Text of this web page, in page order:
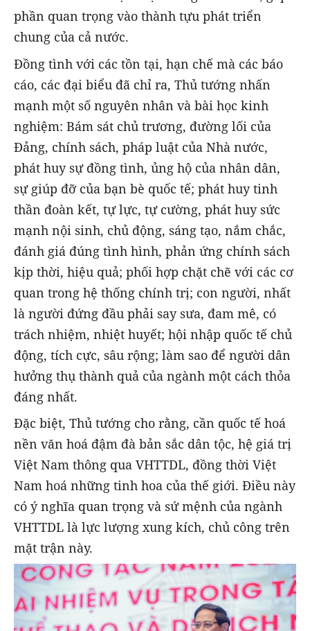
phần quan trọng vào thành tựu phát triển
chung của cả nước.
Đồng tình với các tồn tại, hạn chế mà các báo
cáo, các đại biểu đã chỉ ra, Thủ tướng nhấn
mạnh một số nguyên nhân và bài học kinh
nghiệm: Bám sát chủ trương, đường lối của
Đảng, chính sách, pháp luật của Nhà nước,
phát huy sự đồng tình, ủng hộ của nhân dân,
sự giúp đỡ của bạn bè quốc tế; phát huy tinh
thần đoàn kết, tự lực, tự cường, phát huy sức
mạnh nội sinh, chủ động, sáng tạo, nắm chắc,
đánh giá đúng tình hình, phản ứng chính sách
kịp thời, hiệu quả; phối hợp chặt chẽ với các cơ
quan trong hệ thống chính trị; con người, nhất
là người đứng đầu phải say sưa, đam mê, có
trách nhiệm, nhiệt huyết; hội nhập quốc tế chủ
động, tích cực, sâu rộng; làm sao để người dân
hưởng thụ thành quả của ngành một cách thỏa
đáng nhất.
Đặc biệt, Thủ tướng cho rằng, cần quốc tế hoá
nền văn hoá đậm đà bản sắc dân tộc, hệ giá trị
Việt Nam thông qua VHTTDL, đồng thời Việt
Nam hoá những tinh hoa của thế giới. Điều này
có ý nghĩa quan trọng và sứ mệnh của ngành
VHTTDL là lực lượng xung kích, chủ công trên
mặt trận này.